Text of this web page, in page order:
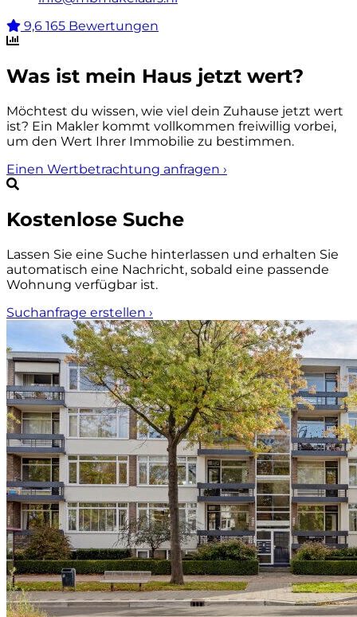
9,6 165 Bewertungen
Was ist mein Haus jetzt wert?
Möchtest du wissen, wie viel dein Zuhause jetzt wert
ist? Ein Makler kommt vollkommen freiwillig vorbei,
um den Wert Ihrer Immobilie zu bestimmen.
Einen Wertbetrachtung anfragen ›
Kostenlose Suche
Lassen Sie eine Suche hinterlassen und erhalten Sie
automatisch eine Nachricht, sobald eine passende
Wohnung verfügbar ist.
Suchanfrage erstellen ›